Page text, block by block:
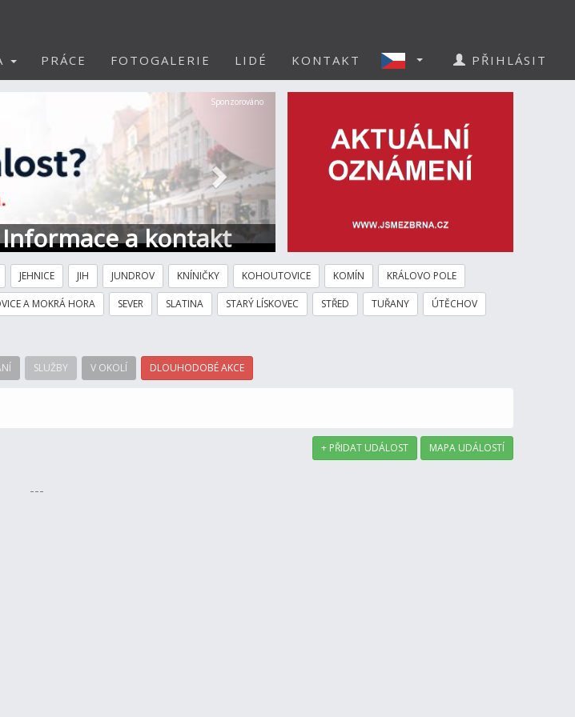
PRÁCE FOTOGALERIE LIDÉ KONTAKT PŘIHLÁSIT
a kontakt
Další
Sponzorováno
JEHNICE JIH JUNDROV KNÍNIČKY KOHOUTOVICE KOMÍN KRÁLOVO POLE
A MOKRÁ HORA SEVER SLATINA STARÝ LÍSKOVEC STŘED TUŘANY ÚTĚCHOV
SLUŽBY V OKOLÍ DLOUHODOBÉ AKCE
+ PŘIDAT UDÁLOST MAPA UDÁLOSTÍ
---